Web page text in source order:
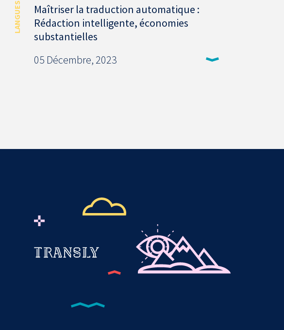
Maîtriser la traduction automatique :
Rédaction intelligente, économies
substantielles
05 Décembre, 2023
LANGUES